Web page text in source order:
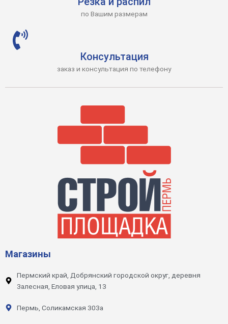
по Вашим размерам
Консультация
заказ и консультация по телефону
Магазины
Пермский край, Добрянский городской округ, деревня
Залесная, Еловая улица, 13
Пермь, Соликамская 303а